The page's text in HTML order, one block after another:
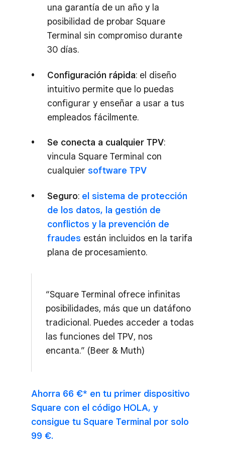
una garantía de un año y la
posibilidad de probar Square
Terminal sin compromiso durante
30 días.
Configuración rápida: el diseño
intuitivo permite que lo puedas
configurar y enseñar a usar a tus
empleados fácilmente.
Se conecta a cualquier TPV:
vincula Square Terminal con
cualquier software TPV
Seguro: el sistema de protección
de los datos, la gestión de
conflictos y la prevención de
fraudes están incluidos en la tarifa
plana de procesamiento.
“Square Terminal ofrece infinitas
posibilidades, más que un datáfono
tradicional. Puedes acceder a todas
las funciones del TPV, nos
encanta.” (Beer & Muth)
Ahorra 66 €* en tu primer dispositivo
Square con el código HOLA, y
consigue tu Square Terminal por solo
99 €.